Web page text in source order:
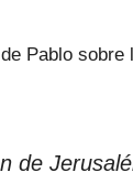
Pablo sobre
de